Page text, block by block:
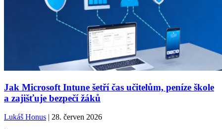
Jak Microsoft Intune šetří čas učitelům, peníze škole
a zajišťuje bezpečí žáků
Lukáš Honus | 28. červen 2026